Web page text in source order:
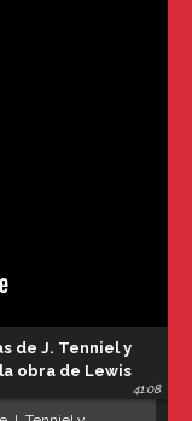
de J. Tenniel y
obra de Lewis
41:08